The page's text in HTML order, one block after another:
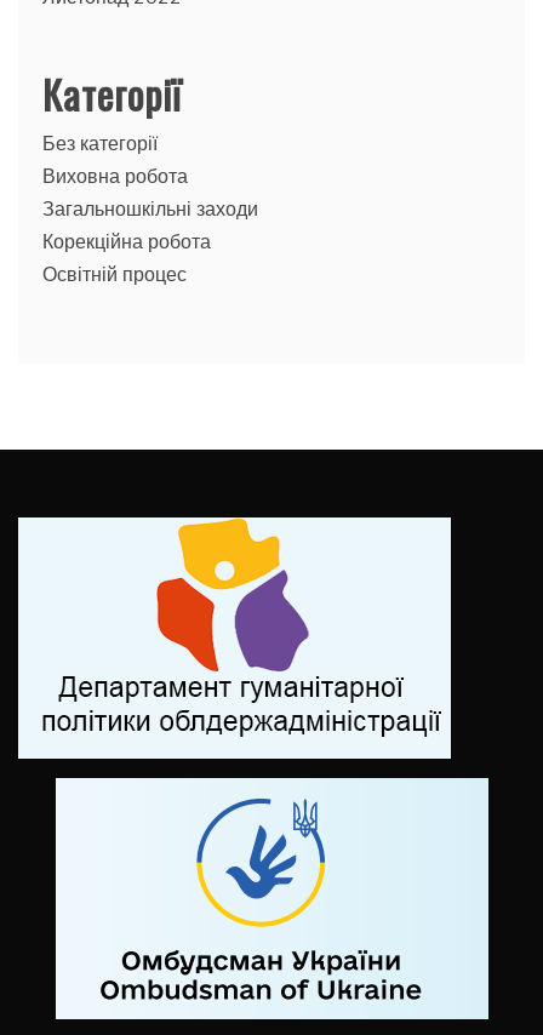
Категорії
Без категорії
Виховна робота
Загальношкільні заходи
Корекційна робота
Освітній процес